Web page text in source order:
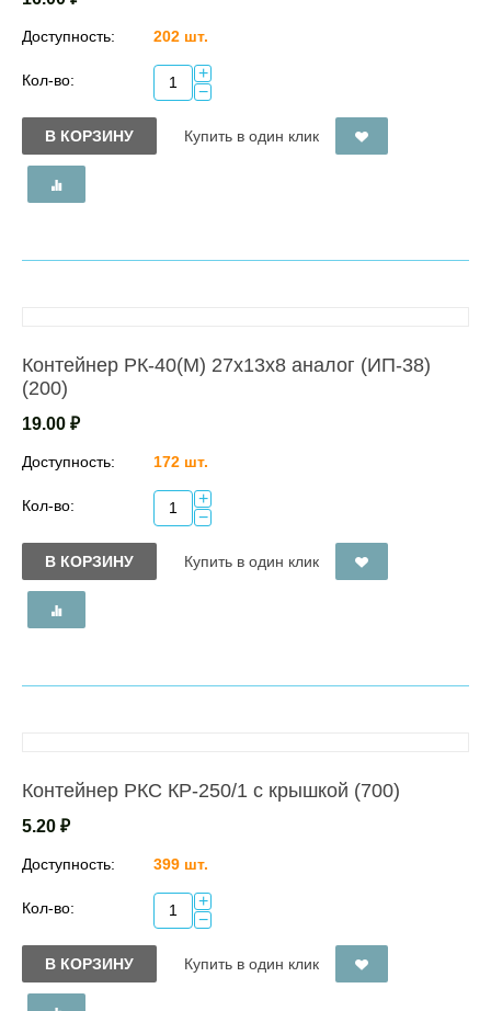
Доступность: 202 шт.
Кол-во:
+
−
В КОРЗИНУ Купить в один клик
Контейнер РК-40(М) 27х13х8 аналог (ИП-38)
(200)
19.00 ₽
Доступность: 172 шт.
Кол-во:
+
−
В КОРЗИНУ Купить в один клик
Контейнер РКС КР-250/1 с крышкой (700)
5.20 ₽
Доступность: 399 шт.
Кол-во:
+
−
В КОРЗИНУ Купить в один клик